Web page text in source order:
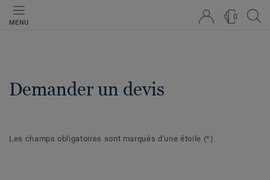
MENU
0
Demander un devis
Les champs obligatoires sont marqués d'une étoile (*)